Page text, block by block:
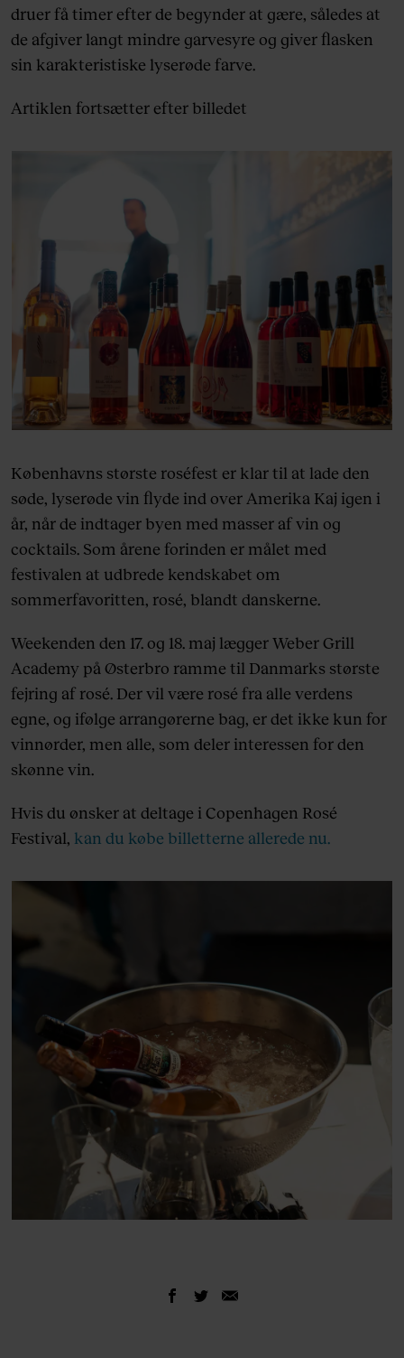
druer få timer efter de begynder at gære, således at
de afgiver langt mindre garvesyre og giver flasken
sin karakteristiske lyserøde farve.
Artiklen fortsætter efter billedet
Københavns største roséfest er klar til at lade den
søde, lyserøde vin flyde ind over Amerika Kaj igen i
år, når de indtager byen med masser af vin og
cocktails. Som årene forinden er målet med
festivalen at udbrede kendskabet om
sommerfavoritten, rosé, blandt danskerne.
Weekenden den 17. og 18. maj lægger Weber Grill
Academy på Østerbro ramme til Danmarks største
fejring af rosé. Der vil være rosé fra alle verdens
egne, og ifølge arrangørerne bag, er det ikke kun for
vinnørder, men alle, som deler interessen for den
skønne vin.
Hvis du ønsker at deltage i Copenhagen Rosé
Festival, kan du købe billetterne allerede nu.